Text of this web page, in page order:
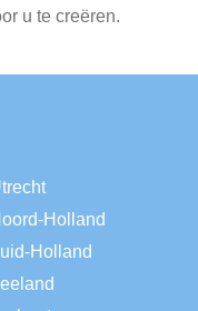
u te creëren.
Holland
Holland